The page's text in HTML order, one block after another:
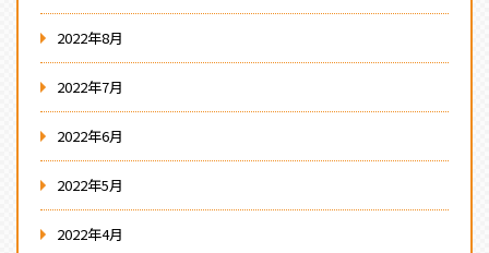
2022年8月
2022年7月
2022年6月
2022年5月
2022年4月